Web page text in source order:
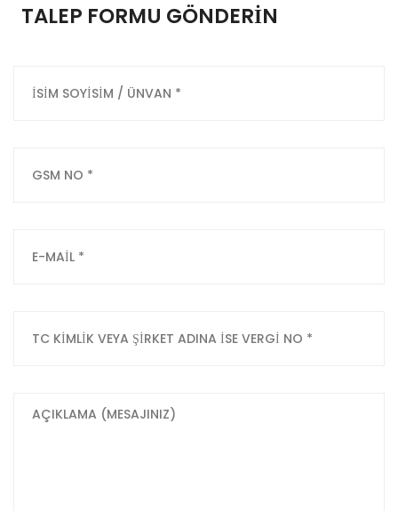
TALEP FORMU GÖNDERİN